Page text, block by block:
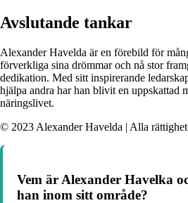
Avslutande tankar
Alexander Havelda är en förebild för
förverkliga sina drömmar och nå stor
dedikation. Med sitt inspirerande
hjälpa andra har han blivit en uppskattad
näringslivet.
© 2023 Alexander Havelda | Alla
Vem är Alexander Havelka
han inom sitt område?